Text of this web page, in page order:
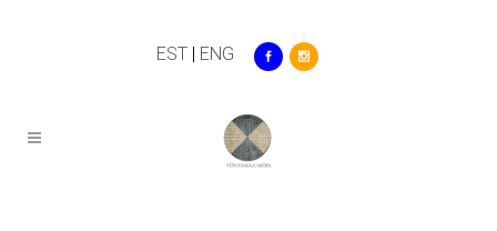
EST | ENG